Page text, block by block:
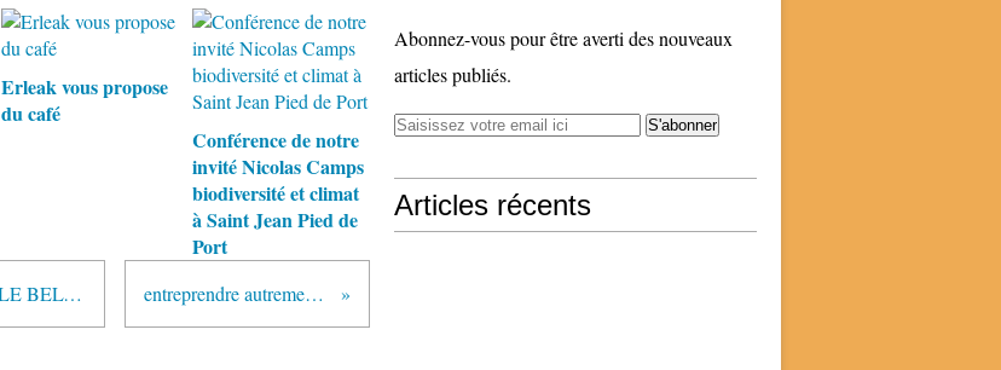
Erleak vous propose
du café
Conférence de notre
invité Nicolas Camps
biodiversité et climat
à Saint Jean Pied de
Port
ASSEMBLEE GENERALE EUSKAL ERLE BELTZA entreprendre autrement....
Abonnez-vous pour être averti des nouveaux
articles publiés.
Articles récents